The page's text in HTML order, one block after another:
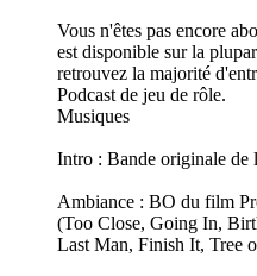
Vous n'êtes pas encore
est disponible sur la
retrouvez la majorité
Podcast de jeu de rôle.
Musiques
Intro : Bande originale de
Ambiance : BO du film
(Too Close, Going In,
Last Man, Finish It, Tree